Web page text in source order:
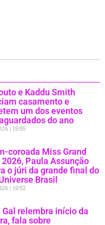
e Kaddu Smith
casamento e
um dos eventos
do ano
19:55
coroada Miss Grand
Paula Assunção
o júri da grande final do
Brasil
19:52
Gal relembra início da
fala sobre